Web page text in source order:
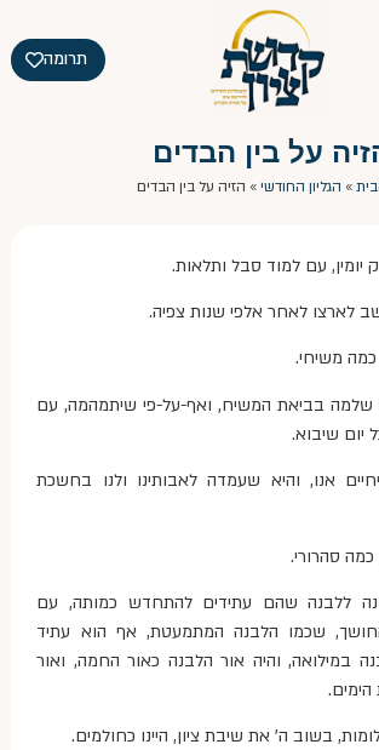
תרומה
על בין הבדים
» הגליון החודשי» הזיה על בין הבדים
יומין, עם למוד סבל ותלאות.
לארצו לאחר אלפי שנות צפיה.
כמה משיחי.
שלמה בביאת המשיח, ואף-על-פי שיתמהמה, עם
יום שיבוא.
אנו, והיא שעמדה לאבותינו ולנו בחשכת
כמה סהרורי.
ללבנה שהם עתידים להתחדש כמותה, עם
שכמו הלבנה המתמעטת, אף הוא עתיד
במילואה, והיה אור הלבנה כאור החמה, ואור
בשוב ה' את שיבת ציון, היינו כחולמים.